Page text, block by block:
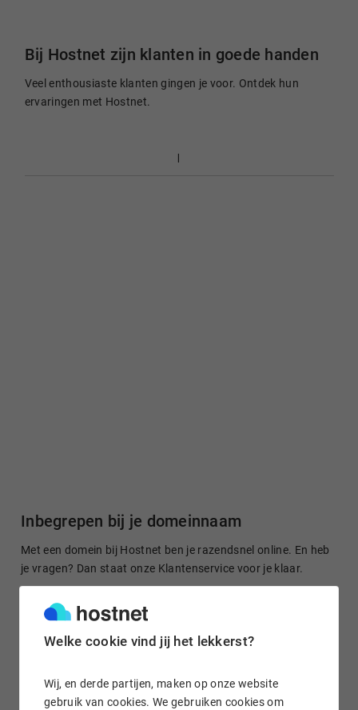
Welke cookie vind jij het lekkerst?
Wij, en derde partijen, maken op onze website
gebruik van cookies. We gebruiken cookies om
Bij Hostnet zijn klanten in goede handen
Veel enthousiaste klanten gingen je voor. Ontdek hun
ervaringen met Hostnet.
Inbegrepen bij je domeinnaam
Met een domein bij Hostnet ben je razendsnel online. En heb
je vragen? Dan staat onze Klantenservice voor je klaar.
Gratis domein doorsturen
Stuur je domeinnaam kosteloos door naar een site of je
socialmedia-profiel. Het is in enkele klikken geregeld.